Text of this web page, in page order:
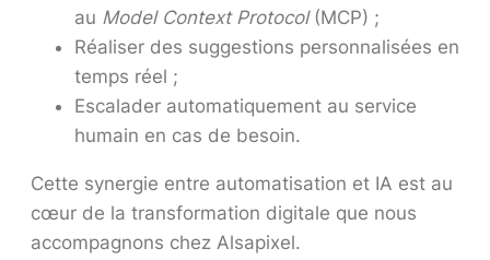
au Model Context Protocol(MCP) ;
Réaliser des suggestions personnalisées en
temps réel ;
Escalader automatiquement au service
humain en cas de besoin.
Cette synergie entre automatisation et IA est au
cœur de la transformation digitale que nous
accompagnons chez Alsapixel.